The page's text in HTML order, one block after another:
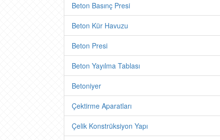
Beton Basınç Presi
Beton Kür Havuzu
Beton Presi
Beton Yayılma Tablası
Betoniyer
Çektirme Aparatları
Çelik Konstrüksiyon Yapı